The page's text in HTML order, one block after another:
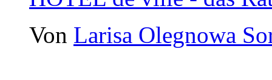
Von Larisa Olegnowa